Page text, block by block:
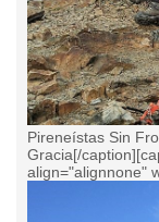
Pireneístas Sin
Gracia[/
align="alignnone"